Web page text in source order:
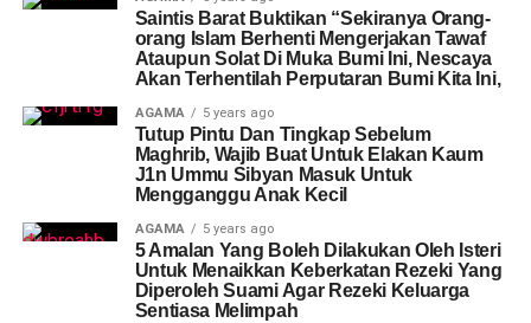
Saintis Barat Buktikan “Sekiranya Orang-
orang Islam Berhenti Mengerjakan Tawaf
Ataupun Solat Di Muka Bumi Ini, Nescaya
Akan Terhentilah Perputaran Bumi Kita Ini,
AGAMA 5 years ago
Tutup Pintu Dan Tingkap Sebelum
Maghrib, Wajib Buat Untuk Elakan Kaum
J1n Ummu Sibyan Masuk Untuk
Mengganggu Anak Kecil
AGAMA 5 years ago
5 Amalan Yang Boleh Dilakukan Oleh Isteri
Untuk Menaikkan Keberkatan Rezeki Yang
Diperoleh Suami Agar Rezeki Keluarga
Sentiasa Melimpah